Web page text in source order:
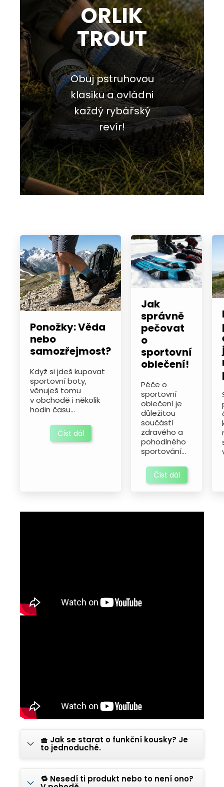
ORLIK
TROUT
Obuj pstruhovou
klasiku a ovládni
každý rybářský
revír!
Ponožky: Věda
nebo
samozřejmost?
Když si jdeš kupovat
sportovní boty,
věnuješ tomu
v obchodě i několik
hodin času...
Číst dál
Jak
správně
pečovat
o
sportovní
oblečení!
Péče o
sportovní
oblečení je
důležitou
součástí
zdravého a
pohodlného
sportování...
Číst dál
🧺 Jak se starat o funkční kousky? Je
to jednoduché.
🔁 Nesedí ti produkt nebo to není ono?